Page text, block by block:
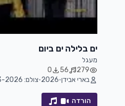
ים בלילה ים ביום
מעגל
279
56
0
בארי אבידן•
2026
•צולם: 13-03-2026
הורדה